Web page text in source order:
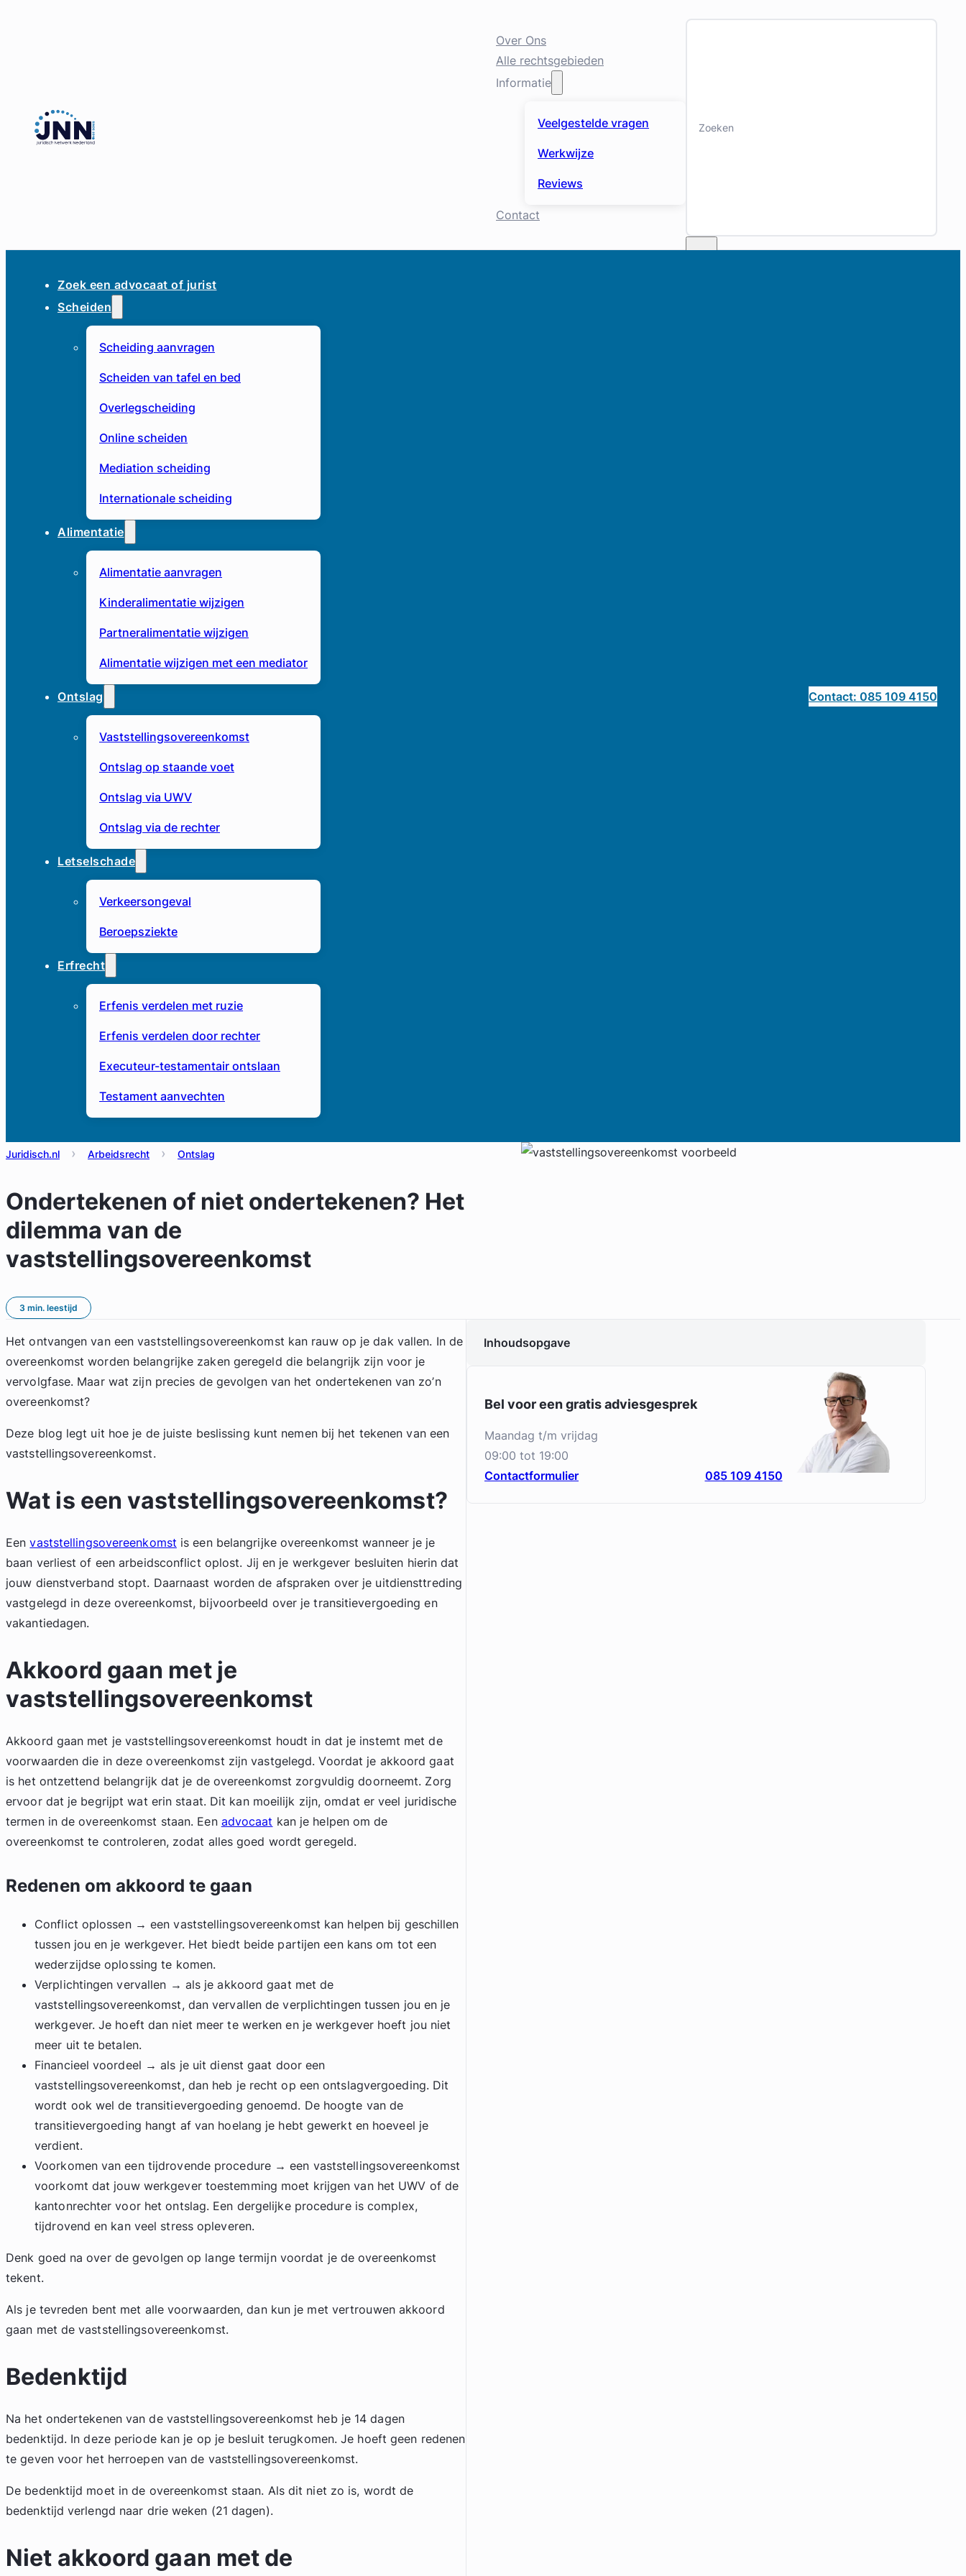
Over Ons
Alle rechtsgebieden
Informatie
Veelgestelde vragen
Werkwijze
Reviews
Contact
Zoek een advocaat of jurist
Scheiden
Scheiding aanvragen
Scheiden van tafel en bed
Overlegscheiding
Online scheiden
Mediation scheiding
Internationale scheiding
Alimentatie
Alimentatie aanvragen
Kinderalimentatie wijzigen
Partneralimentatie wijzigen
Alimentatie wijzigen met een mediator
Ontslag
Vaststellingsovereenkomst
Ontslag op staande voet
Ontslag via UWV
Ontslag via de rechter
Letselschade
Verkeersongeval
Beroepsziekte
Erfrecht
Erfenis verdelen met ruzie
Erfenis verdelen door rechter
Executeur-testamentair ontslaan
Testament aanvechten
Contact: 085 109 4150
Juridisch.nl Arbeidsrecht Ontslag
Ondertekenen of niet ondertekenen? Het
dilemma van de
vaststellingsovereenkomst
3 min. leestijd
Het ontvangen van een vaststellingsovereenkomst kan rauw op je dak vallen. In de
overeenkomst worden belangrijke zaken geregeld die belangrijk zijn voor je
vervolgfase. Maar wat zijn precies de gevolgen van het ondertekenen van zo’n
overeenkomst?
Deze blog legt uit hoe je de juiste beslissing kunt nemen bij het tekenen van een
vaststellingsovereenkomst.
Wat is een vaststellingsovereenkomst?
Eenvaststellingsovereenkomst is een belangrijke overeenkomst wanneer je je
baan verliest of een arbeidsconflict oplost. Jij en je werkgever besluiten hierin dat
jouw dienstverband stopt. Daarnaast worden de afspraken over je uitdiensttreding
vastgelegd in deze overeenkomst, bijvoorbeeld over je transitievergoeding en
vakantiedagen.
Akkoord gaan met je
vaststellingsovereenkomst
Akkoord gaan met je vaststellingsovereenkomst houdt in dat je instemt met de
voorwaarden die in deze overeenkomst zijn vastgelegd. Voordat je akkoord gaat
is het ontzettend belangrijk dat je de overeenkomst zorgvuldig doorneemt. Zorg
ervoor dat je begrijpt wat erin staat. Dit kan moeilijk zijn, omdat er veel juridische
termen in de overeenkomst staan. Een advocaat kan je helpen om de
overeenkomst te controleren, zodat alles goed wordt geregeld.
Redenen om akkoord te gaan
Conflict oplossen → een vaststellingsovereenkomst kan helpen bij geschillen
tussen jou en je werkgever. Het biedt beide partijen een kans om tot een
wederzijdse oplossing te komen.
Verplichtingen vervallen → als je akkoord gaat met de
vaststellingsovereenkomst, dan vervallen de verplichtingen tussen jou en je
werkgever. Je hoeft dan niet meer te werken en je werkgever hoeft jou niet
meer uit te betalen.
Financieel voordeel → als je uit dienst gaat door een
vaststellingsovereenkomst, dan heb je recht op een ontslagvergoeding. Dit
wordt ook wel de transitievergoeding genoemd. De hoogte van de
transitievergoeding hangt af van hoelang je hebt gewerkt en hoeveel je
verdient.
Voorkomen van een tijdrovende procedure → een vaststellingsovereenkomst
voorkomt dat jouw werkgever toestemming moet krijgen van het UWV of de
kantonrechter voor het ontslag. Een dergelijke procedure is complex,
tijdrovend en kan veel stress opleveren.
Denk goed na over de gevolgen op lange termijn voordat je de overeenkomst
tekent.
Als je tevreden bent met alle voorwaarden, dan kun je met vertrouwen akkoord
gaan met de vaststellingsovereenkomst.
Bedenktijd
Na het ondertekenen van de vaststellingsovereenkomst heb je 14 dagen
bedenktijd. In deze periode kan je op je besluit terugkomen. Je hoeft geen redenen
te geven voor het herroepen van de vaststellingsovereenkomst.
De bedenktijd moet in de overeenkomst staan. Als dit niet zo is, wordt de
bedenktijd verlengd naar drie weken (21 dagen).
Niet akkoord gaan met de
Inhoudsopgave
Bel voor een gratis adviesgesprek
maandag t/m vrijdag
09:00 tot 19:00
Contactformulier
085 109 4150